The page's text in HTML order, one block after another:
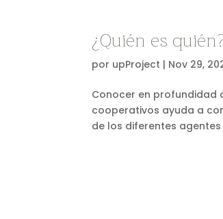
¿Quién es
por upProject | Nov 29,
Conocer en profundidad
cooperativos ayuda a
de los diferentes